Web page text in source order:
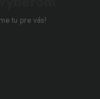
tu pre vás!